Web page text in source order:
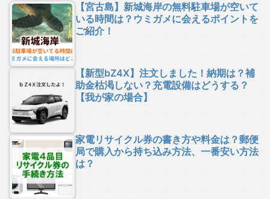
【宮古島】新城海岸の無料駐車場が空いて
いる時間は？ウミガメに会えるポイントを
ご紹介！
【新型bZ4X】注文しました！納期は？補
助金枯渇しない？充電設備はどうする？
【我が家の場合】
家電リサイクル券の書き方や料金は？郵便
局で購入から持ち込み方法、一番安い方法
は？